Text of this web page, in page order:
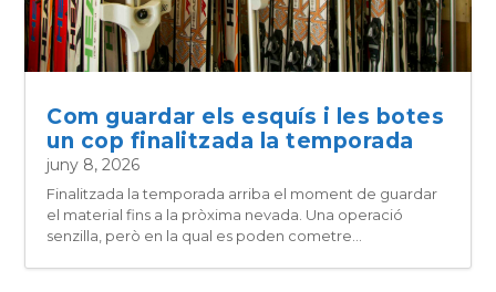
Com guardar els esquís i les botes
un cop finalitzada la temporada
juny 8, 2026
Finalitzada la temporada arriba el moment de guardar
el material fins a la pròxima nevada. Una operació
senzilla, però en la qual es poden cometre...